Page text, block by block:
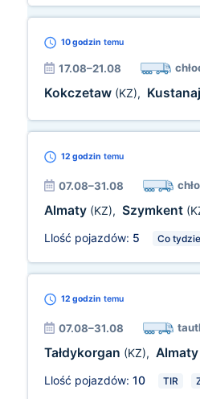
10 godzin temu
17.08–21.08
Kokczetaw (KZ), Kustanaj
12 godzin temu
07.08–31.08
Almaty (KZ), Szymkent
Llość pojazdów: 5 Co
12 godzin temu
07.08–31.08
Tałdykorgan (KZ), Almaty
Llość pojazdów: 10 TIR